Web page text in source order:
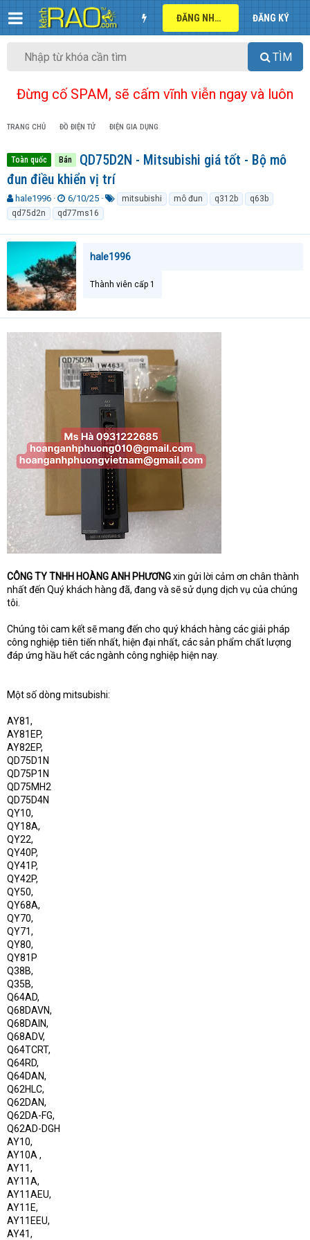
ĐĂNG NHẬP ĐĂNG KÝ
TÌM
Đừng cố SPAM, sẽ cấm vĩnh viễn ngay và luôn
TRANG CHỦ ĐỒ ĐIỆN TỬ ĐIỆN GIA DỤNG
Toàn quốc Bán
QD75D2N - Mitsubishi giá tốt - Bộ mô
đun điều khiển vị trí
T
h
r
e
s
t
a
r
e
hale1996
N
g
à
y
ử
i
6/10/25
h
a
mitsubishi mô đun q312b
q63b
qd75d2n
qd77ms16
hale1996
Thành viên cấp 1
CÔNG TY TNHH HOÀNG ANH PHƯƠNGxin gửi lời cảm ơn chân thành
nhất đến Quý khách hàng đã, đang và sẽ sử dụng dịch vụ của chúng
tôi.
Chúng tôi cam kết sẽ mang đến cho quý khách hàng các giải pháp
công nghiệp tiên tiến nhất, hiện đại nhất, các sản phẩm chất lượng
đáp ứng hầu hết các ngành công nghiệp hiện nay.
Một số dòng mitsubishi:
AY81,
AY81EP,
AY82EP,
QD75D1N
QD75P1N
QD75MH2
QD75D4N
QY10,
QY18A,
QY22,
QY40P,
QY41P,
QY42P,
QY50,
QY68A,
QY70,
QY71,
QY80,
QY81P
Q38B,
Q35B,
Q64AD,
Q68DAVN,
Q68DAIN,
Q68ADV,
Q64TCRT,
Q64RD,
Q64DAN,
Q62HLC,
Q62DAN,
Q62DA-FG,
Q62AD-DGH
AY10,
AY10A ,
AY11,
AY11A,
AY11AEU,
AY11E,
AY11EEU,
AY41,